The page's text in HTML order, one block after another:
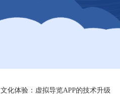
文化体验：虚拟导览APP的技术升级